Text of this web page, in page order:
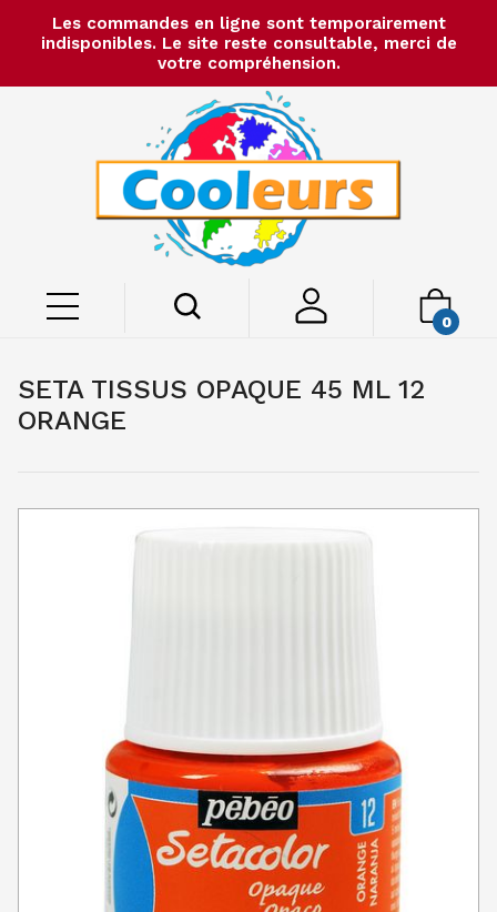
Les commandes en ligne sont temporairement
indisponibles. Le site reste consultable, merci de
votre compréhension.
0
SETA TISSUS OPAQUE 45 ML 12
ORANGE